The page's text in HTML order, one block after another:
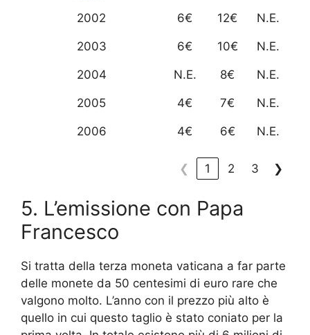
2002 6€ 12€ N.E.
2003 6€ 10€ N.E.
2004 N.E. 8€ N.E.
2005 4€ 7€ N.E.
2006 4€ 6€ N.E.
❮ 1 2 3 ❯
5. L’emissione con Papa
Francesco
Si tratta della terza moneta vaticana a far parte
delle monete da 50 centesimi di euro rare che
valgono molto. L’anno con il prezzo più alto è
quello in cui questo taglio è stato coniato per la